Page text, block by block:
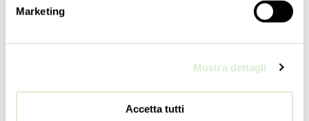
Marketing
Mostra dettagli
Accetta tutti
Настенные светильники
61cm
ДЛИНА